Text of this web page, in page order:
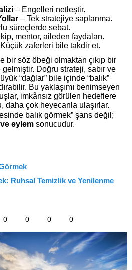
– Engelleri netleştir.
– Tek stratejiye saplanma.
süreçlerde sebat.
mentor, aileden faydalan.
zaferleri bile takdir et.
bir söz öbeği olmaktan çıkıp bir
gelmiştir. Doğru strateji, sabır ve
“dağlar” bile içinde “balık”
Bu yaklaşımı benimseyen
imkânsız görülen hedeflere
daha çok heyecanla ulaşırlar.
balık görmek” şans değil;
eylem sonucudur.
Ruhsal Temizlik ve Yenilenme
0 0 0 0